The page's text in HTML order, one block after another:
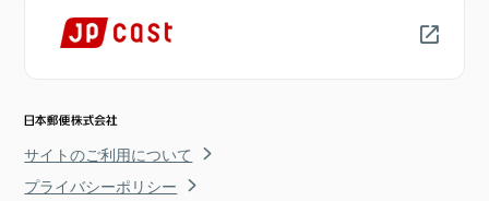
サイトのご利用について
プライバシーポリシー